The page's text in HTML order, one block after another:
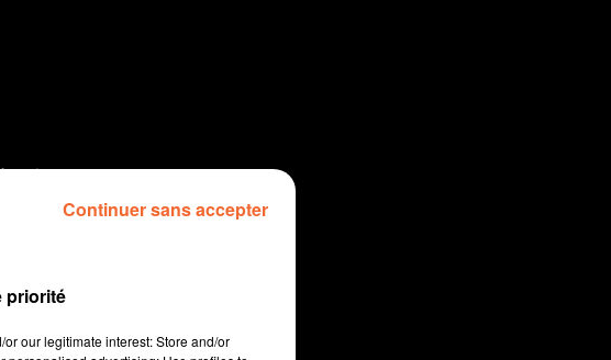
concubine.
expose à La
à
priorité
our legitimate interest: Store and/or
Continuer sans accepter